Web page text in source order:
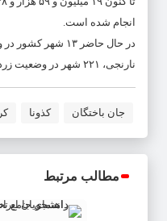
انجام شده است.
نارنجی، ۲۲۱ شهر در وضعیت زرد قرار دارند.
جان باختگان کذونا
مطالب مرتبط